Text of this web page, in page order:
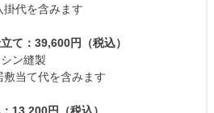
掛代を含みます
て：39,600円（税込）
ン縫製
敷当て代を含みます